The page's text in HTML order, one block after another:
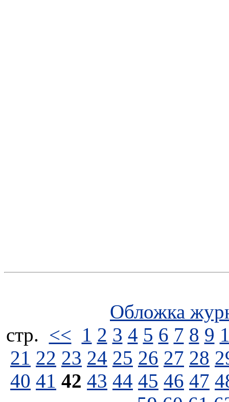
Обложка
стp. << 1 2 3 4 5 6 7 8 9
21 22 23 24 25 26 27 28
40 41 42 43 44 45 46 47